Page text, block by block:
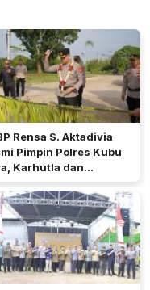
Rensa S. Aktadivia
Pimpin Polres Kubu
Karhutla dan
Publik Jadi